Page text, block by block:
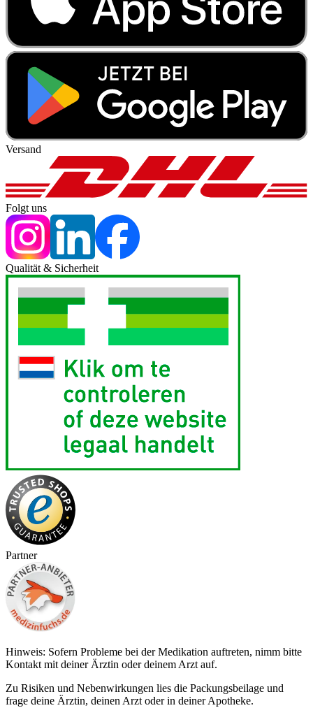
Versand
Folgt uns
Qualität & Sicherheit
Partner
Hinweis: Sofern Probleme bei der Medikation auftreten, nimm bitte
Kontakt mit deiner Ärztin oder deinem Arzt auf.
Zu Risiken und Nebenwirkungen lies die Packungsbeilage und
frage deine Ärztin, deinen Arzt oder in deiner Apotheke.